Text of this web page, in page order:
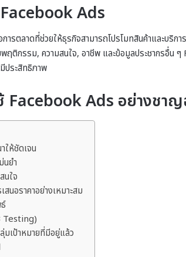
Ads
รตลาดที่ช่วยให้ธุรกิจสามารถโปรโมทสินค้าและบริกา
พฤติกรรม, ความสนใจ, อาชีพ และข้อมูลประชากรอื่
ประสิทธิภาพ
Facebook Ads อย่างชา
ให้ชัดเจน
นยำ
นใจ
นอราคาอย่างเหมาะสม
Testing)
มเป้าหมายที่มีอยู่แล้ว